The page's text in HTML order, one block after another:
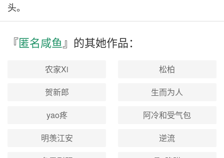
头。
『匿名咸鱼 』的其她作品：
农家Xi
松柏
贺新郎
生而为人
yao疼
阿冷和受气包
明羡江安
逆流